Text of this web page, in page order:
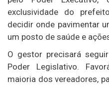
exclusividade do
decidir onde pavimentar
um posto de saúde e
O gestor precisará
Poder Legislativo.
maioria dos vereadores,